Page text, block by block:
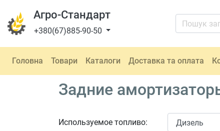
Агро-Стандарт
+380(67)885-90-50
Головна Товари Каталоги Доставка та оплата
Задние
Используемое топливо: